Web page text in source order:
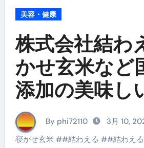
美容・健康
株式会社結わ
かせ玄米など
添加の美味し
揃えてます【
オンラインス
By phi72110 3月 10,
寝かせ玄米 ##結わえる ##結わえ